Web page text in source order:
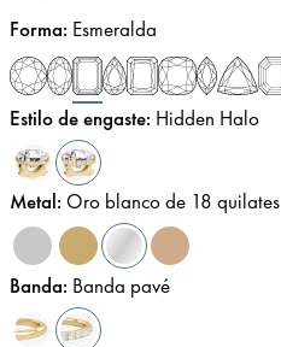
Forma: Esmeralda
Estilo de engaste: Hidden Halo
Metal: Oro blanco de 18 quilates
Banda: Banda pavé